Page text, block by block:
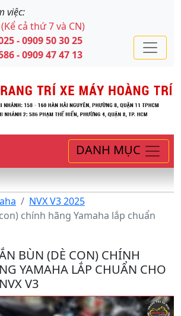
việc:
(Kể cả thứ 7 và CN)
- 0909 50 30 25
- 0909 47 47 13
DANH MỤC
NVX V3 2025
chính hãng Yamaha lắp chuẩn
BÙN (DÈ CON) CHÍNH
YAMAHA LẮP CHUẨN CHO
V3